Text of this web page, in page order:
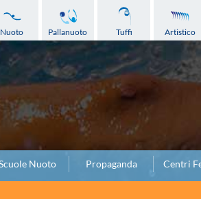
Nuoto Pallanuoto Tuffi Artistico
Nuoto Propaganda Centri